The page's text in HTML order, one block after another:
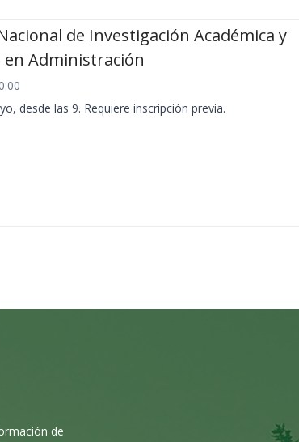
de Investigación Académica y
en Administración
desde las 9. Requiere inscripción previa.
de